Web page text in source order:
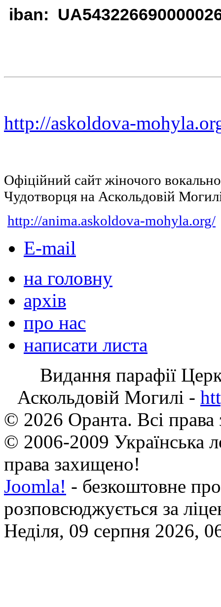
iban:
http://askoldova-
Офіційний сайт жіночого
Чудотворця на Аскольдовій
http://anima.askoldova-mohyla.org/
E-mail
на головну
архів
про нас
написати листа
Видання парафії
Аскольдовій Могилі -
© 2026 Оранта. Всі
© 2006-2009 Українська
права захищено!
Joomla! - безкоштовне
розповсюджується за
Неділя, 09 серпня 2026,